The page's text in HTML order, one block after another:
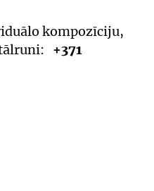
kompozīciju,
+371